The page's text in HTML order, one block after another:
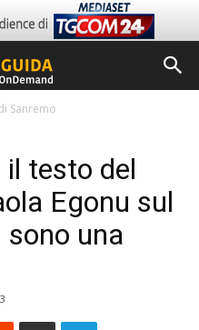
Sanremo
testo del
Egonu sul
sono una